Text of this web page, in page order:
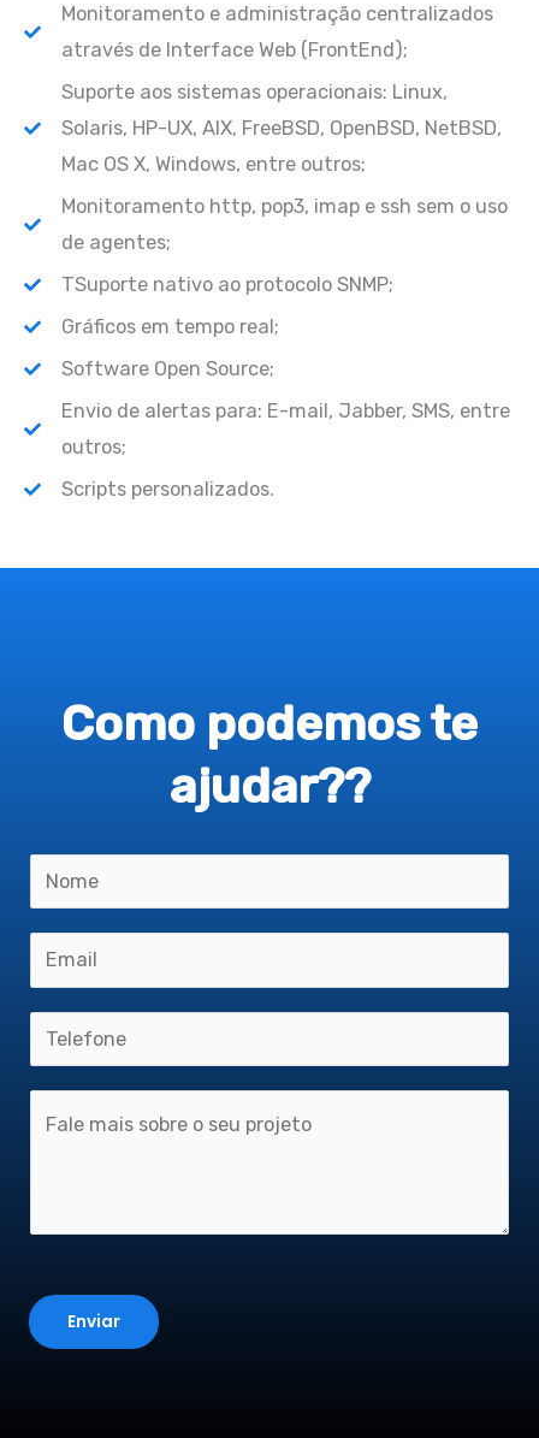
Monitoramento e administração centralizados
através de Interface Web (FrontEnd);
Suporte aos sistemas operacionais: Linux,
Solaris, HP-UX, AIX, FreeBSD, OpenBSD, NetBSD,
Mac OS X, Windows, entre outros;
Monitoramento http, pop3, imap e ssh sem o uso
de agentes;
TSuporte nativo ao protocolo SNMP;
Gráficos em tempo real;
Software Open Source;
Envio de alertas para: E-mail, Jabber, SMS, entre
outros;
Scripts personalizados.
Como podemos te
ajudar??
Enviar